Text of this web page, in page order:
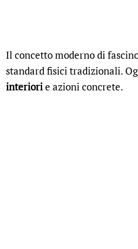
Il concetto moderno di
standard fisici tradizionali.
interiorie azioni concrete.